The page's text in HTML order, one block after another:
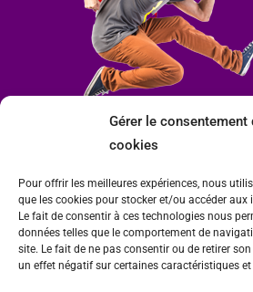
Gérer le consentement
cookies
Pour offrir les meilleures expériences, nous
que les cookies pour stocker et/ou accéder
Le fait de consentir à ces technologies nous
données telles que le comportement de
site. Le fait de ne pas consentir ou de retirer
un effet négatif sur certaines caractéristiques